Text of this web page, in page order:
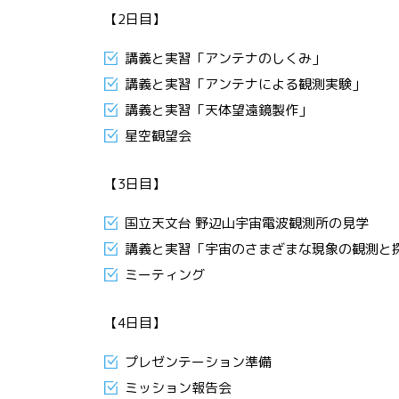
【2日目】
講義と実習「アンテナのしくみ」
講義と実習「アンテナによる観測実験」
講義と実習「天体望遠鏡製作」
星空観望会
【3日目】
国立天文台 野辺山宇宙電波観測所の見学
講義と実習「宇宙のさまざまな現象の観測と
ミーティング
【4日目】
プレゼンテーション準備
ミッション報告会